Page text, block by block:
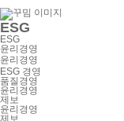
ESG
ESG
윤리경영
윤리경영
ESG 경영
품질경영
윤리경영
제보
윤리경영
제보